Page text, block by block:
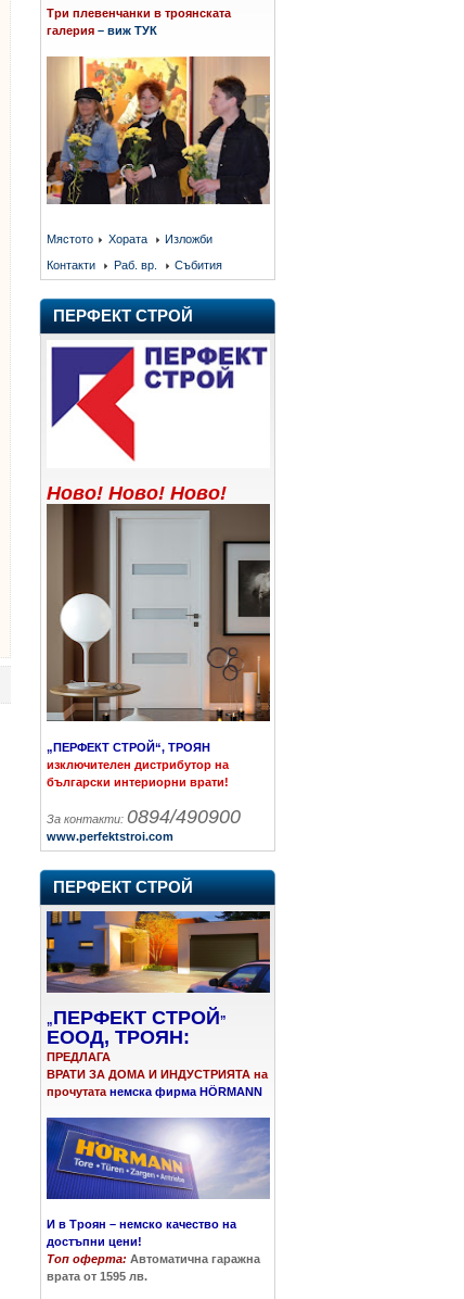
Три плевенчанки в троянската
галерия – виж ТУК
Мястото Хората Изложби
Контакти Раб. вр. Събития
ПЕРФЕКТ СТРОЙ
Ново! Ново! Ново!
„ПЕРФЕКТ СТРОЙ“, ТРОЯН
изключителен дистрибутор на
български интериорни врати!
За контакти: 0894/490900
www.perfektstroi.com
ПЕРФЕКТ СТРОЙ
„ПЕРФЕКТ СТРОЙ”
ЕООД, ТРОЯН:
ПРЕДЛАГА
ВРАТИ ЗА ДОМА И ИНДУСТРИЯТА на
прочутата немска фирма HÖRMANN
И в Троян – немско качество на
достъпни цени!
Топ оферта: Автоматична гаражна
врата от 1595 лв.